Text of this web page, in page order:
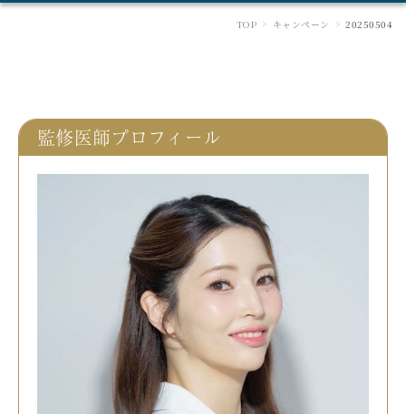
TOP > キャンペーン > 20250504
監修医師プロフィール